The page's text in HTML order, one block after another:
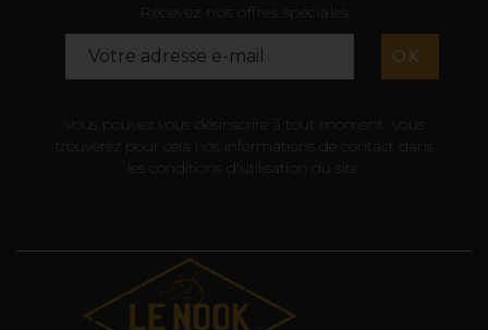
Recevez nos offres spéciales
Vous pouvez vous désinscrire à tout moment. Vous
trouverez pour cela nos informations de contact dans
les conditions d'utilisation du site.